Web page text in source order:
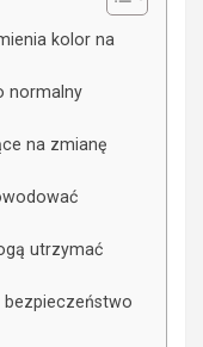
kolor na
normalny
na zmianę
utrzymać
bezpieczeństwo